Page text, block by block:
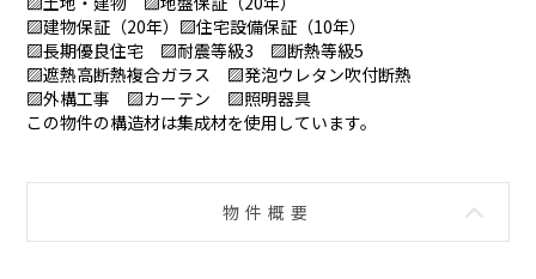
▨建物保証（20年）▨住宅設備保証（10年）
▨長期優良住宅 ▨耐震等級3 ▨断熱等級5
▨遮熱高断熱複合ガラス ▨発泡ウレタン吹付断熱
▨外構工事 ▨カーテン ▨照明器具
この物件の構造材は集成材を使用しています。
物件概要